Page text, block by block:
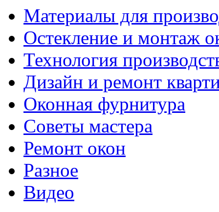
Материалы для
Остекление и монтаж
Технология
Дизайн и ремонт
Оконная фурнитура
Советы мастера
Ремонт окон
Разное
Видео